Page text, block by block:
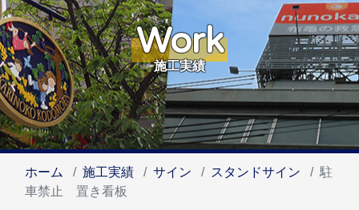
Work
施工実績
ホーム 施工実績 サイン スタンドサイン
駐
車禁止 置き看板